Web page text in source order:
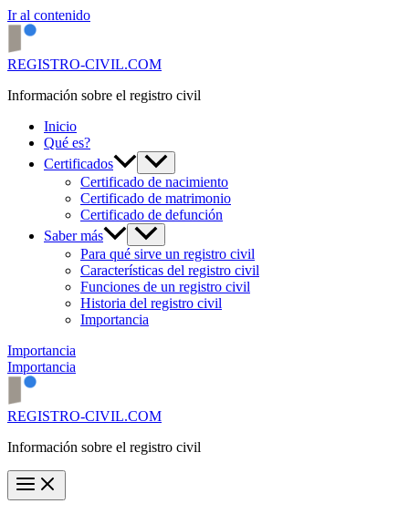
Ir al contenido
REGISTRO-CIVIL.COM
Información sobre el registro civil
Inicio
Qué es?
Certificados
Certificado de nacimiento
Certificado de matrimonio
Certificado de defunción
Saber más
Para qué sirve un registro civil
Características del registro civil
Funciones de un registro civil
Historia del registro civil
Importancia
Importancia
Importancia
REGISTRO-CIVIL.COM
Información sobre el registro civil